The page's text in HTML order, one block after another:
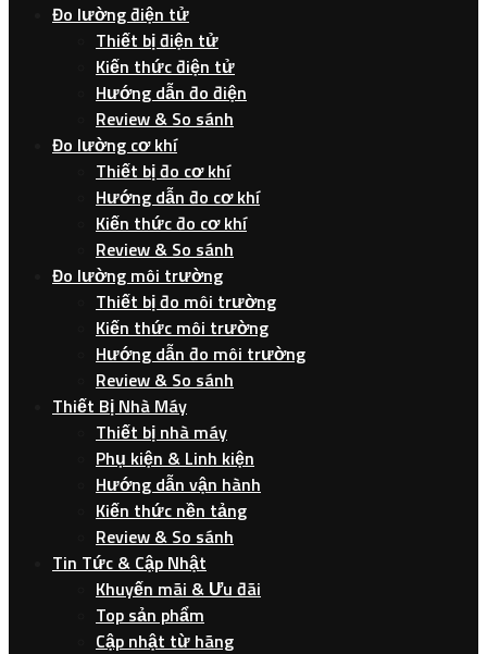
Đo lường điện tử
Thiết bị điện tử
Kiến thức điện tử
Hướng dẫn đo điện
Review & So sánh
Đo lường cơ khí
Thiết bị đo cơ khí
Hướng dẫn đo cơ khí
Kiến thức đo cơ khí
Review & So sánh
Đo lường môi trường
Thiết bị đo môi trường
Kiến thức môi trường
Hướng dẫn đo môi trường
Review & So sánh
Thiết Bị Nhà Máy
Thiết bị nhà máy
Phụ kiện & Linh kiện
Hướng dẫn vận hành
Kiến thức nền tảng
Review & So sánh
Tin Tức & Cập Nhật
Khuyến mãi & Ưu đãi
Top sản phẩm
Cập nhật từ hãng